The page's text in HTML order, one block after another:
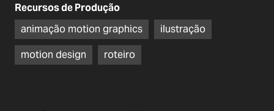
Recursos de Produção
animação motion graphics
ilustração
motion design
roteiro